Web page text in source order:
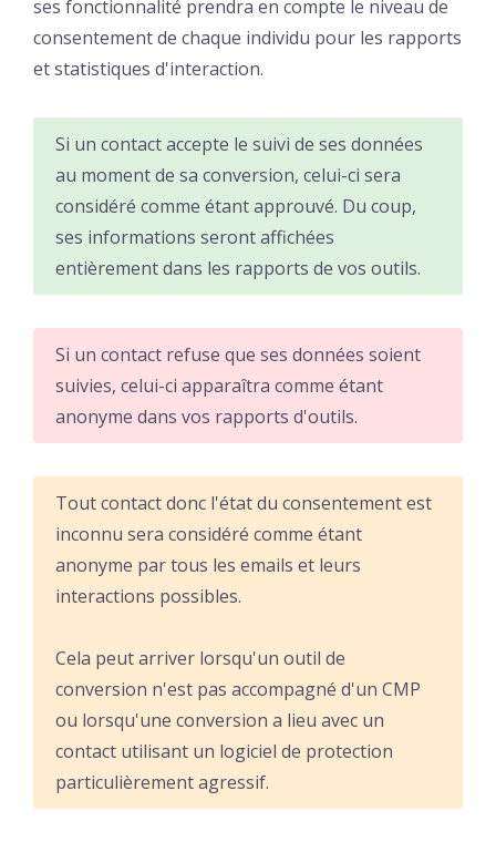
ses fonctionnalité prendra en compte le niveau de
consentement de chaque individu pour les rapports
et statistiques d'interaction.
Si un contact accepte le suivi de ses données
au moment de sa conversion, celui-ci sera
considéré comme étant approuvé. Du coup,
ses informations seront affichées
entièrement dans les rapports de vos outils.
Si un contact refuse que ses données soient
suivies, celui-ci apparaîtra comme étant
anonyme dans vos rapports d'outils.
Tout contact donc l'état du consentement est
inconnu sera considéré comme étant
anonyme par tous les emails et leurs
interactions possibles.
Cela peut arriver lorsqu'un outil de
conversion n'est pas accompagné d'un CMP
ou lorsqu'une conversion a lieu avec un
contact utilisant un logiciel de protection
particulièrement agressif.